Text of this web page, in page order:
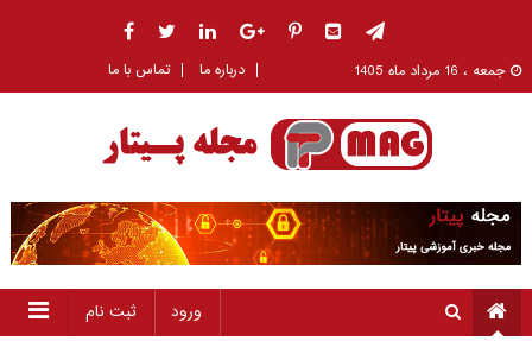
جمعه ، 16 مرداد ماه 1405 درباره ما تماس با ما
بلاگ
ورود ثبت نام